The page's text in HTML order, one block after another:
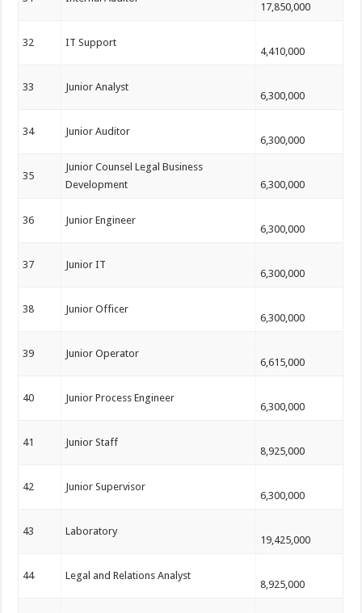
17,850,000
32 IT Support
4,410,000
33 Junior Analyst
6,300,000
34 Junior Auditor
6,300,000
35
Junior Counsel Legal Business
Development
6,300,000
36 Junior Engineer
6,300,000
37 Junior IT
6,300,000
38 Junior Officer
6,300,000
39 Junior Operator
6,615,000
40 Junior Process Engineer
6,300,000
41 Junior Staff
8,925,000
42 Junior Supervisor
6,300,000
43 Laboratory
19,425,000
44 Legal and Relations Analyst
8,925,000